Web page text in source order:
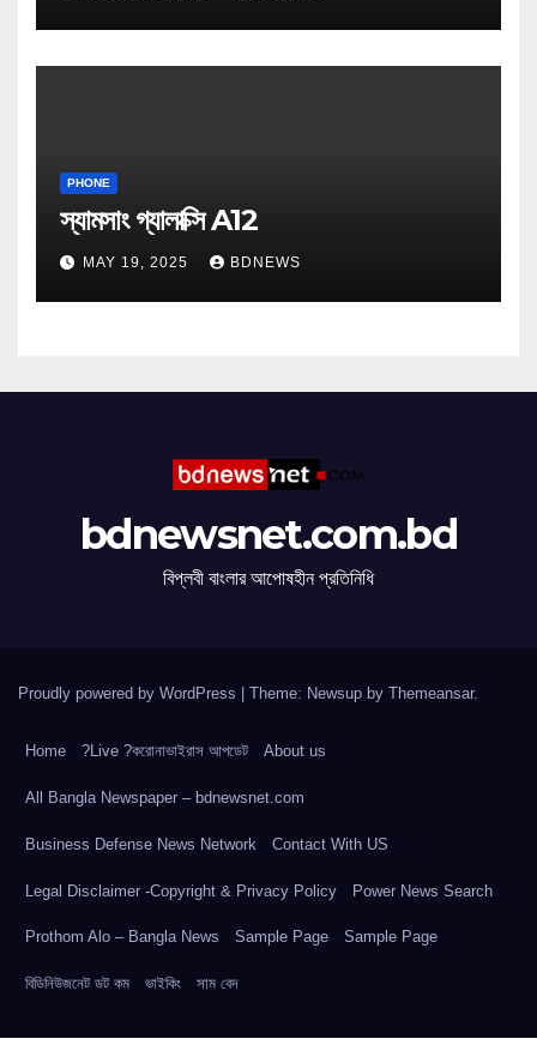
PHONE
স্যামসাং গ্যালাক্সি A12
MAY 19, 2025 BDNEWS
bdnewsnet.com.bd
বিপ্লবী বাংলার আপোষহীন প্রতিনিধি
Proudly powered by WordPress Theme: Newsup by Themeansar.
Home ?Live ?করোনাভাইরাস আপডেট About us
All Bangla Newspaper – bdnewsnet.com
Business Defense News Network Contact With US
Legal Disclaimer -Copyright & Privacy Policy Power News Search
Prothom Alo – Bangla News Sample Page Sample Page
বিডিনিউজনেট ডট কম ভাইকিং সাম বেদ